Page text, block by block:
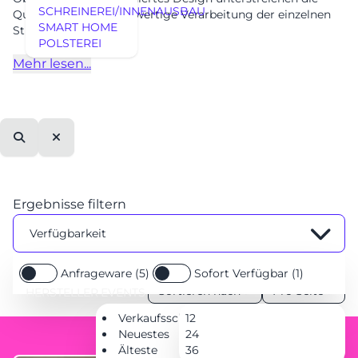
SCHREINEREI/INNENAUSBAU
SMART HOME
POLSTEREI
REFERENZEN
HERSTELLEREVENTS
UNSERE EXPERTISE
UNSERE EXPERTISE
REFERENZEN
AUSSTELLUNGSSTÜCKE
AUSSTELLUNGSSTÜCKE
Qualität und die hochwertige Verarbeitung der einzelnen
Stücke. Ob...
Mehr lesen...
Suche Leeren
Ergebnisse filtern
Verfügbarkeit
Anfrageware (5)
Sofort Verfügbar (1)
Sortieren nach
Verkaufsschlager
Neuestes
Älteste
Pro Seite
12
24
36